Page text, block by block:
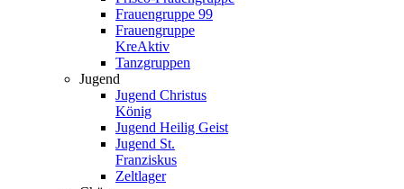
Frauengruppe 99
Frauengruppe
KreAktiv
Tanzgruppen
Jugend
Jugend Christus
König
Jugend Heilig Geist
Jugend St.
Franziskus
Zeltlager